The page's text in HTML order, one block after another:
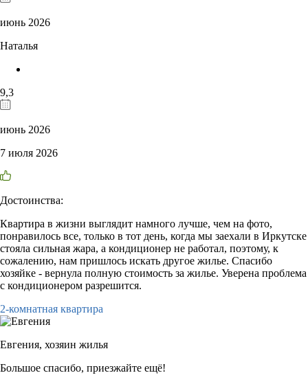
июнь 2026
Наталья
9,3
июнь 2026
7 июля 2026
Достоинства:
Квартира в жизни выглядит намного лучше, чем на фото,
понравилось все, только в тот день, когда мы заехали в Иркутске
стояла сильная жара, а кондиционер не работал, поэтому, к
сожалению, нам пришлось искать другое жилье. Спасибо
хозяйке - вернула полную стоимость за жилье. Уверена проблема
с кондиционером разрешится.
2-комнатная квартира
Евгения, хозяин жилья
Большое спасибо, приезжайте ещё!